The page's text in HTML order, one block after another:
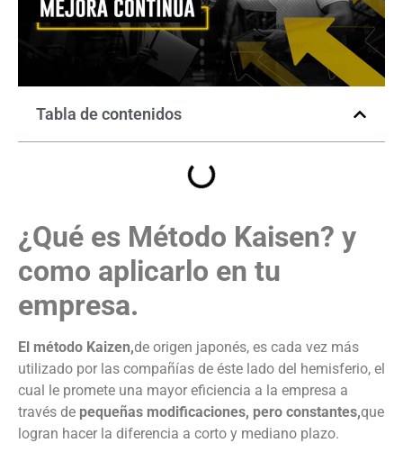
Tabla de contenidos
¿Qué es Método Kaisen? y
como aplicarlo en tu
empresa.
El método Kaizen,de origen japonés, es cada vez más
utilizado por las compañías de éste lado del hemisferio, el
cual le promete una mayor eficiencia a la empresa a
través de pequeñas modificaciones, pero constantes,que
logran hacer la diferencia a corto y mediano plazo.